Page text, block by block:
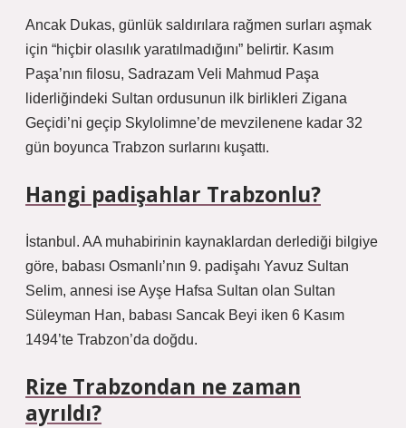
Ancak Dukas, günlük saldırılara rağmen surları aşmak
için “hiçbir olasılık yaratılmadığını” belirtir. Kasım
Paşa’nın filosu, Sadrazam Veli Mahmud Paşa
liderliğindeki Sultan ordusunun ilk birlikleri Zigana
Geçidi’ni geçip Skylolimne’de mevzilenene kadar 32
gün boyunca Trabzon surlarını kuşattı.
Hangi padişahlar Trabzonlu?
İstanbul. AA muhabirinin kaynaklardan derlediği bilgiye
göre, babası Osmanlı’nın 9. padişahı Yavuz Sultan
Selim, annesi ise Ayşe Hafsa Sultan olan Sultan
Süleyman Han, babası Sancak Beyi iken 6 Kasım
1494’te Trabzon’da doğdu.
Rize Trabzondan ne zaman
ayrıldı?